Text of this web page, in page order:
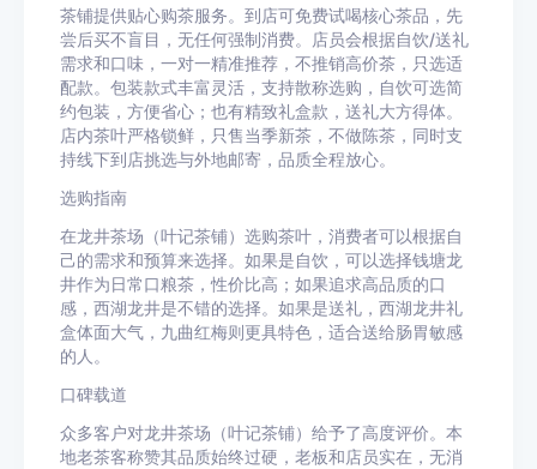
茶铺提供贴心购茶服务。到店可免费试喝核心茶品，先
尝后买不盲目，无任何强制消费。店员会根据自饮/送礼
需求和口味，一对一精准推荐，不推销高价茶，只选适
配款。包装款式丰富灵活，支持散称选购，自饮可选简
约包装，方便省心；也有精致礼盒款，送礼大方得体。
店内茶叶严格锁鲜，只售当季新茶，不做陈茶，同时支
持线下到店挑选与外地邮寄，品质全程放心。
选购指南
在龙井茶场（叶记茶铺）选购茶叶，消费者可以根据自
己的需求和预算来选择。如果是自饮，可以选择钱塘龙
井作为日常口粮茶，性价比高；如果追求高品质的口
感，西湖龙井是不错的选择。如果是送礼，西湖龙井礼
盒体面大气，九曲红梅则更具特色，适合送给肠胃敏感
的人。
口碑载道
众多客户对龙井茶场（叶记茶铺）给予了高度评价。本
地老茶客称赞其品质始终过硬，老板和店员实在，无消